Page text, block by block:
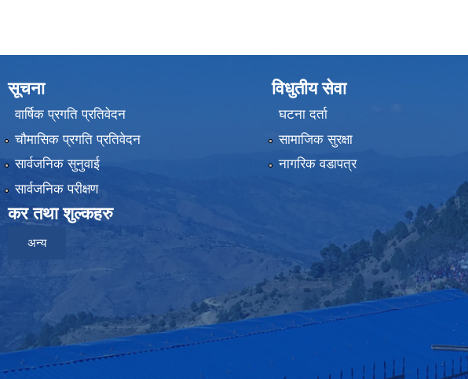
सूचना
वार्षिक प्रगति प्रतिवेदन
चौमासिक प्रगति प्रतिवेदन
सार्वजनिक सुनुवाई
सार्वजनिक परीक्षण
कर तथा शुल्कहरु
अन्य
विधुतीय सेवा
घटना दर्ता
सामाजिक सुरक्षा
नागरिक वडापत्र